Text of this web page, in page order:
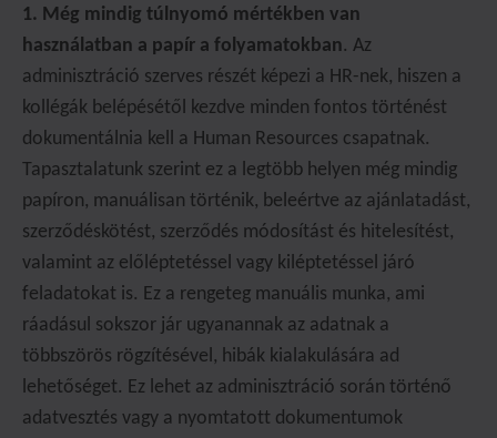
1. Még mindig túlnyomó mértékben van
használatban a papír a folyamatokban. Az
adminisztráció szerves részét képezi a HR-nek, hiszen a
kollégák belépésétől kezdve minden fontos történést
dokumentálnia kell a Human Resources csapatnak.
Tapasztalatunk szerint ez a legtöbb helyen még mindig
papíron, manuálisan történik, beleértve az ajánlatadást,
szerződéskötést, szerződés módosítást és hitelesítést,
valamint az előléptetéssel vagy kiléptetéssel járó
feladatokat is. Ez a rengeteg manuális munka, ami
ráadásul sokszor jár ugyanannak az adatnak a
többszörös rögzítésével, hibák kialakulására ad
lehetőséget. Ez lehet az adminisztráció során történő
adatvesztés vagy a nyomtatott dokumentumok